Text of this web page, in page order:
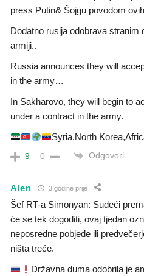
press Putin& Šojgu povodom
Dodatno rusija odobrava stranim
armiji..
Russia announces they will
in the army…
In Sakharovo, they will begin to
under a contract in the army.
Syria,North
9 0 Odgovori
Alen 3 godine prije
Šef RT-a Simonyan: Sudeći
će se tek dogoditi, ovaj tjedan
neposredne pobjede ili
ništa treće.
Državna duma odobrila je